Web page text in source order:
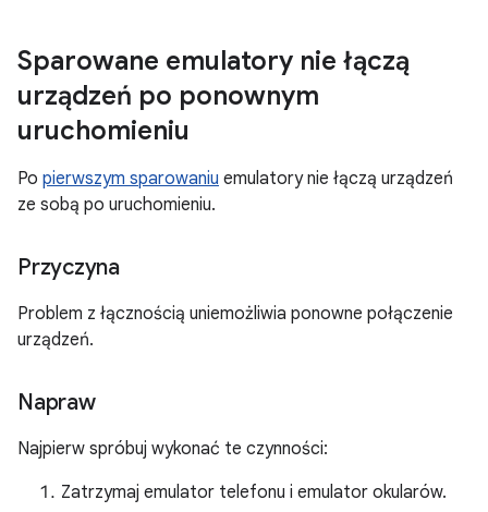
Sparowane emulatory nie łączą
urządzeń po ponownym
uruchomieniu
Po pierwszym sparowaniu emulatory nie łączą urządzeń
ze sobą po uruchomieniu.
Przyczyna
Problem z łącznością uniemożliwia ponowne połączenie
urządzeń.
Napraw
Najpierw spróbuj wykonać te czynności:
Zatrzymaj emulator telefonu i emulator okularów.